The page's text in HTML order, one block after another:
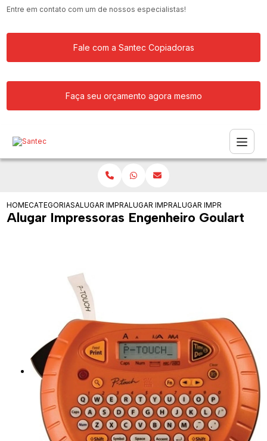
Entre em contato com um de nossos especialistas!
Fale com a Santec Copiadoras
Faça seu orçamento agora mesmo
HOMECATEGORIASALUGAR IMPRESSORAALUGAR IMPRESSORAS PARA ESCOLA
ALUGAR IMPRESSORAS
Alugar Impressoras Engenheiro Goulart